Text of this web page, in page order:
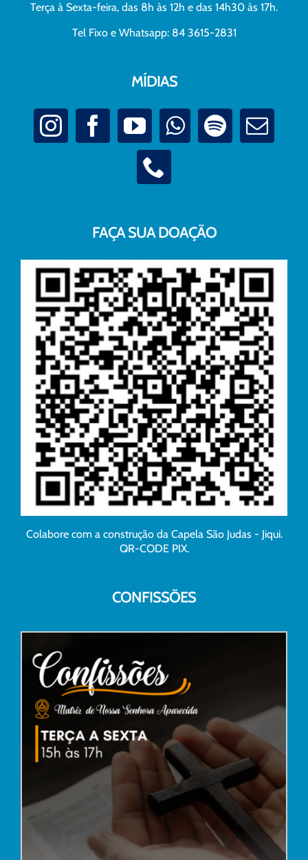
Terça à Sexta-feira, das 8h às 12h e das 14h30 às 17h.
Tel Fixo e Whatsapp: 84 3615-2831
MÍDIAS
FAÇA SUA DOAÇÃO
Colabore com a construção da Capela São Judas - Jiqui.
QR-CODE PIX.
CONFISSÕES